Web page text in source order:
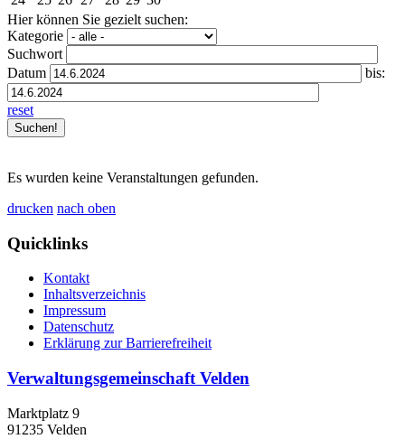
Hier können Sie gezielt suchen:
Kategorie
Suchwort
Datum
bis:
reset
Es wurden keine Veranstaltungen gefunden.
drucken nach oben
Quicklinks
Kontakt
Inhaltsverzeichnis
Impressum
Datenschutz
Erklärung zur Barrierefreiheit
Verwaltungsgemeinschaft Velden
Marktplatz 9
91235 Velden